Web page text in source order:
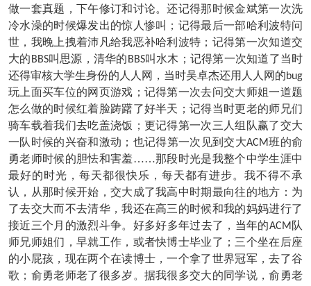
做一套真题，下午修订和讨论。还记得那时候金斌第一次洗
冷水澡的时候爆发出的惊人惨叫；记得最后一部哈利波特问
世，我晚上拽着沛凡给我恶补哈利波特；记得第一次知道交
大的 BBS叫思源，清华的 BBS叫水木；记得第一次知道了当时
还得审核大学生身份的人人网，当时吴卓杰还用人人网的bug
玩上面买车位的网页游戏；记得第一次去问交大师姐一道题
怎么做的时候红着脸踌躇了好半天；记得当时更老的师兄们
骑车载着我们去吃盖浇饭；更记得第一次三人组队赢了交大
一队时候的兴奋和激动；也记得第一次见到交大ACM班的俞
勇老师时候的胆怯和害羞……那段时光是我整个中学生涯中
最好的时光，每天都很快乐，每天都有进步。我不得不承
认，从那时候开始，交大成了我高中时期最向往的地方：为
了去交大而不去清华，我还在高三的时候和我的妈妈进行了
接近三个月的激烈斗争。好多好多年过去了，当年的ACM 队
师兄师姐们，早就工作，或者快博士毕业了；三个坐在后座
的小屁孩，现在两个在读博士，一个拿了世界冠军，去了谷
歌；俞勇老师老了很多岁。据我很多交大的同学说，俞勇老